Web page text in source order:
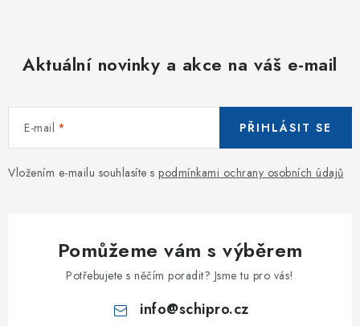
Aktuální novinky a akce na váš e-mail
E-mail
Vložením e-mailu souhlasíte s podmínkami ochrany osobních údajů
PŘIHLÁSIT SE
Pomůžeme vám s výběrem
Potřebujete s něčím poradit? Jsme tu pro vás!
info@schipro.cz